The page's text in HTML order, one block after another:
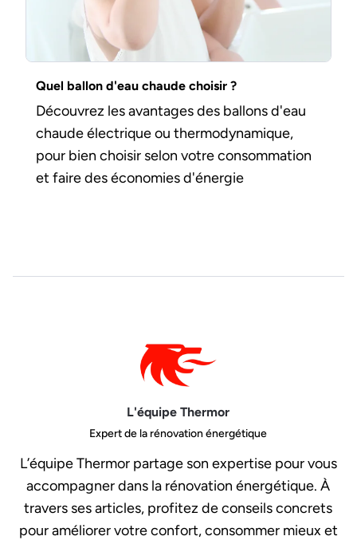
Quel ballon d'eau chaude choisir ?
Découvrez les avantages des ballons d'eau
chaude électrique ou thermodynamique,
pour bien choisir selon votre consommation
et faire des économies d'énergie
L'équipe Thermor
Expert de la rénovation énergétique
L’équipe Thermor partage son expertise pour vous
accompagner dans la rénovation énergétique. À
travers ses articles, profitez de conseils concrets
pour améliorer votre confort, consommer mieux et